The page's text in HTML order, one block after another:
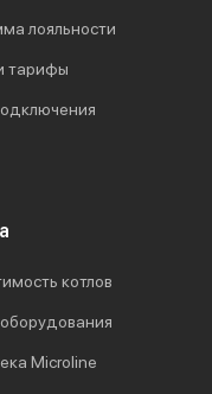
лояльности
тарифы
котлов
Microline